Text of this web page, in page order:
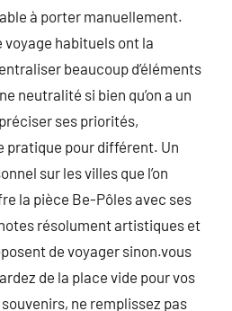
à porter manuellement.
voyage habituels ont la
beaucoup d’éléments
neutralité si bien qu’on a un
ses priorités,
pratique pour différent. Un
sur les villes que l’on
la pièce Be-Pôles avec ses
résolument artistiques et
de voyager sinon.vous
de la place vide pour vos
ne remplissez pas